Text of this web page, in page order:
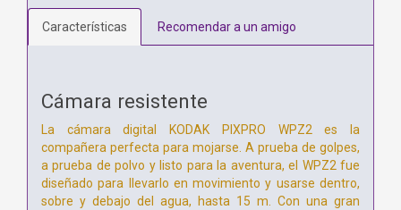
Características Recomendar a un amigo
Cámara resistente
La cámara digital KODAK PIXPRO WPZ2 es la
compañera perfecta para mojarse. A prueba de golpes,
a prueba de polvo y listo para la aventura, el WPZ2 fue
diseñado para llevarlo en movimiento y usarse dentro,
sobre y debajo del agua, hasta 15 m. Con una gran